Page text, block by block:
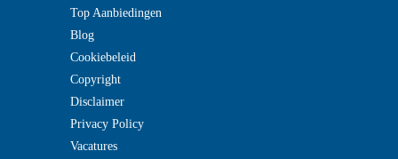
Top Aanbiedingen
Blog
Cookiebeleid
Copyright
Disclaimer
Privacy Policy
Vacatures